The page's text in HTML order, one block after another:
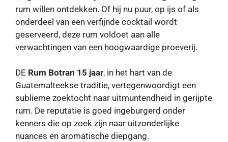
rum willen ontdekken. Of hij nu puur, op ijs of als
onderdeel van een verfijnde cocktail wordt
geserveerd, deze rum voldoet aan alle
verwachtingen van een hoogwaardige proeverij.
DE Rum Botran 15 jaar, in het hart van de
Guatemalteekse traditie, vertegenwoordigt een
sublieme zoektocht naar uitmuntendheid in gerijpte
rum. De reputatie is goed ingeburgerd onder
kenners die op zoek zijn naar uitzonderlijke
nuances en aromatische diepgang.